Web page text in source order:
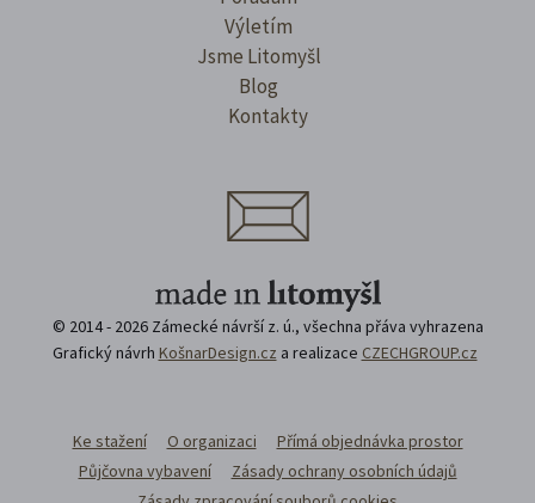
Výletím
Jsme Litomyšl
Blog
Kontakty
© 2014 - 2026 Zámecké návrší z. ú., všechna přáva vyhrazena
Grafický návrh KošnarDesign.cz a realizace CZECHGROUP.cz
Ke stažení O organizaci
Přímá objednávka prostor
Půjčovna vybavení
Zásady ochrany osobních údajů